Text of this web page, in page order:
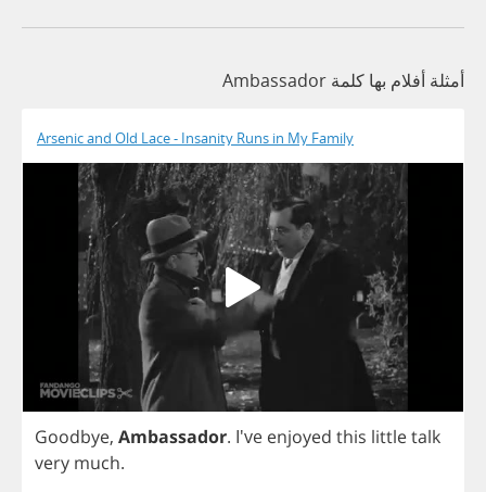
أمثلة أفلام بها كلمة Ambassador
Arsenic and Old Lace - Insanity Runs in My Family
Goodbye, Ambassador. I've enjoyed this littletalk
very much.